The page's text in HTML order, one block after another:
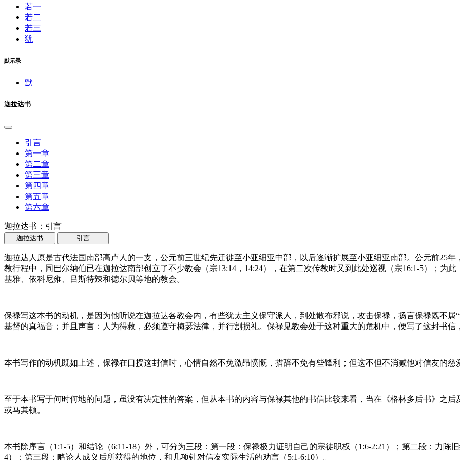
若一
若二
若三
犹
默示录
默
迦拉达书
引言
第一章
第二章
第三章
第四章
第五章
第六章
迦拉达书：引言
迦拉达书 引言
迦拉达人原是古代法国南部高卢人的一支，公元前三世纪先迁徙至小亚细亚中部，以后逐渐扩展至小亚细亚南部。公元前25
教行程中，同巴尔纳伯已在迦拉达南部创立了不少教会（宗13:14，14:24），在第二次传教时又到此处巡视（宗16:1-5）；为
基雅、依科尼雍、吕斯特辣和德尔贝等地的教会。
保禄写这本书的动机，是因为他听说在迦拉达各教会内，有些犹太主义保守派人，到处散布邪说，攻击保禄，扬言保禄既不
基督的真福音；并且声言：人为得救，必须遵守梅瑟法律，并行割损礼。保禄见教会处于这种重大的危机中，便写了这封书信
本书写作的动机既如上述，保禄在口授这封信时，心情自然不免激昂愤慨，措辞不免有些锋利；但这不但不消减他对信友的
至于本书写于何时何地的问题，虽没有决定性的答案，但从本书的内容与保禄其他的书信比较来看，当在《格林多后书》之
或马其顿。
本书除序言（1:1-5）和结论（6:11-18）外，可分为三段：第一段：保禄极力证明自己的宗徒职权（1:6-2:21）；第二段：力
4）；第三段：略论人成义后所获得的地位，和几项针对信友实际生活的劝言（5:1-6:10）。